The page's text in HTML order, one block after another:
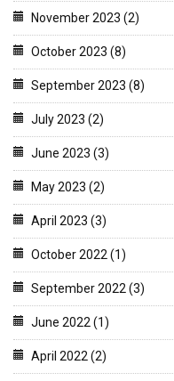
November 2023 (2)
October 2023 (8)
September 2023 (8)
July 2023 (2)
June 2023 (3)
May 2023 (2)
April 2023 (3)
October 2022 (1)
September 2022 (3)
June 2022 (1)
April 2022 (2)